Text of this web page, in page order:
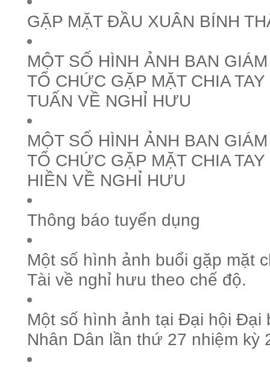
GẶP MẶT ĐẦU XUÂN BÍNH
MỘT SỐ HÌNH ẢNH BAN
TỔ CHỨC GẶP MẶT CHIA
TUẤN VỀ NGHỈ HƯU
MỘT SỐ HÌNH ẢNH BAN
TỔ CHỨC GẶP MẶT CHIA
HIỀN VỀ NGHỈ HƯU
Thông báo tuyển dụng
Một số hình ảnh buổi gặp mặt
Tài về nghỉ hưu theo chế độ.
Một số hình ảnh tại Đại hội Đại
Nhân Dân lần thứ 27 nhiệm kỳ